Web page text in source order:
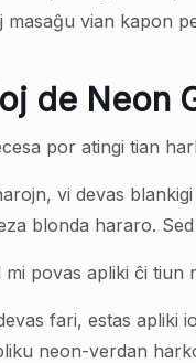
masaĝu vian kapon
de Neon
por atingi tian
vi devas
blonda hararo.
mi povas apliki ĉi
fari, estas
neon-verdan